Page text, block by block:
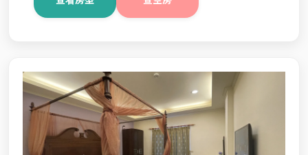
明玥木屋(8人)
平日：7200 元 / 假日：9600 元